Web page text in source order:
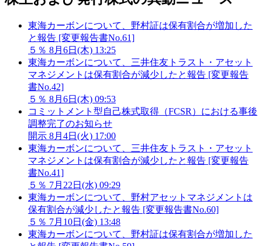
東海カーボンについて、野村証は保有割合が増加した
と報告 [変更報告書No.61]
５％ 8月6日(木) 13:25
東海カーボンについて、三井住友トラスト・アセット
マネジメントは保有割合が減少したと報告 [変更報告
書No.42]
５％ 8月6日(木) 09:53
コミットメント型自己株式取得（FCSR）における事後
調整完了のお知らせ
開示 8月4日(火) 17:00
東海カーボンについて、三井住友トラスト・アセット
マネジメントは保有割合が減少したと報告 [変更報告
書No.41]
５％ 7月22日(水) 09:29
東海カーボンについて、野村アセットマネジメントは
保有割合が減少したと報告 [変更報告書No.60]
５％ 7月10日(金) 13:48
東海カーボンについて、野村証は保有割合が増加した